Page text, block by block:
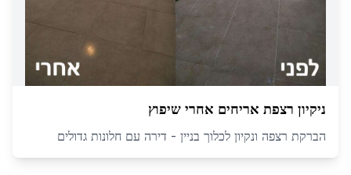
ניקיון רצפת אריחים אחרי שיפוץ
הברקת רצפה ונקיון לכלוך בניין - דירה עם חלונות גדולים